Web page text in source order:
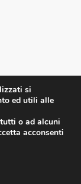
Nazionale,
si
ed utili alle
o ad alcuni
acconsenti